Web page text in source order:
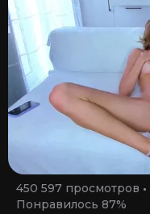
450 597 просмотров
Понравилось 87%